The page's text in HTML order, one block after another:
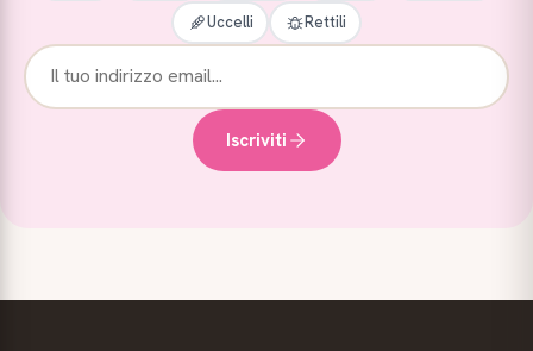
Uccelli Rettili
Iscriviti